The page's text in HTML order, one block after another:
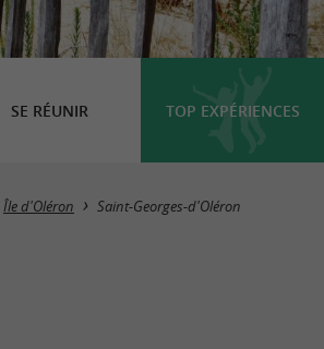
SE RÉUNIR TOP EXPÉRIENCES
Masquer la carte
Île d'Oléron Saint-Georges-d'Oléron